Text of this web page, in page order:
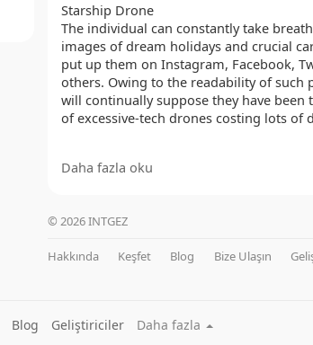
Starship Drone
The individual can constantly take
images of dream holidays and crucial
put up them on Instagram, Facebook,
others. Owing to the readability of such
will continually suppose they have been
of excessive-tech drones costing lots of
OFFICIAL WEBSITE :
https://www.facebook.com/
https://www.facebook.com/
https://www.facebook.com/
Daha fazla oku
© 2026 INTGEZ
Hakkında Keşfet Blog Bize Ulaşın
Blog Geliştiriciler Daha fazla